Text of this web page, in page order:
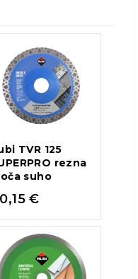
TVR 125
rezna
suho
€